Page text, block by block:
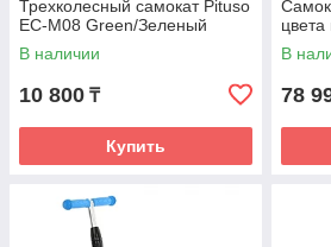
Трехколесный самокат Pituso
EC-M08 Green/Зеленый
В наличии
10 800 ₸
Купить
цвета
В
78